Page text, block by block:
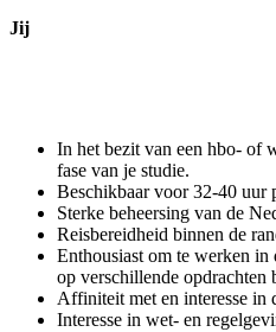
Jij
In het bezit van een hbo- of
fase van je studie.
Beschikbaar voor 32-40 uur
Sterke beheersing van de
Reisbereidheid binnen de
Enthousiast om te werken
op verschillende opdrachten
Affiniteit met en interesse in
Interesse in wet- en